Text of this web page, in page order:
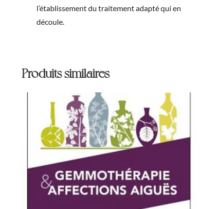
l’établissement du traitement adapté qui en
découle.
Produits similaires